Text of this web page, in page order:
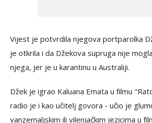
Vijest je potvrdila njegova portparolka
je otkrila i da Džekova supruga nije
njega, jer je u karantinu u Australiji.
Džek je igrao Kaluana Emata u filmu
radio je i kao učitelj govora - učio je
vanzemaljskim ili vilenjačkim jezicima u